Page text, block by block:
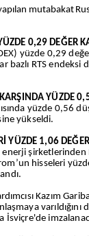
0,29 DEĞER
yüzde 0,29
bazlı RTS endeksi
YÜZDE
yüzde 0,56
yükseldi.
YÜZDE 1,06
enerji
hisseleri
Kazım
İsviçre'de